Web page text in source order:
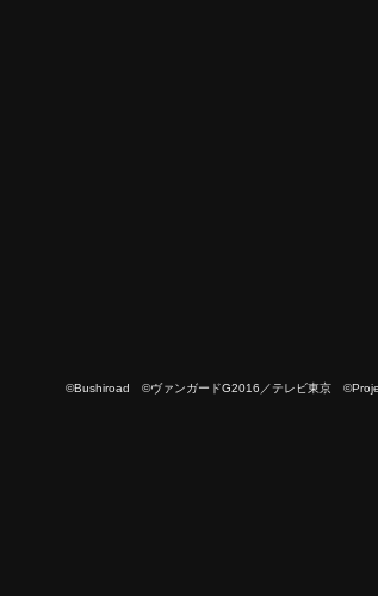
©Bushiroad ©ヴァンガードG2016／テレビ東京